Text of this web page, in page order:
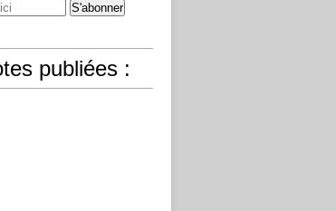
publiées :